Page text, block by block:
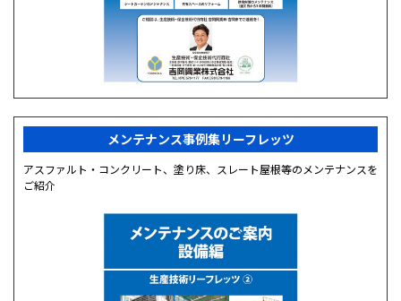
メンテナンス事例集リーフレッツ
アスファルト・コンクリート、塗り床、スレート屋根等のメンテナンスを
ご紹介